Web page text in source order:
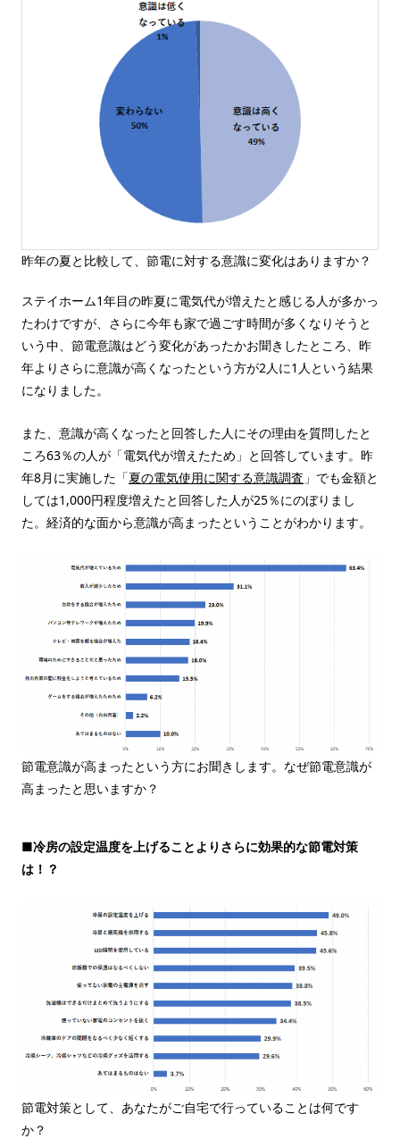
昨年の夏と比較して、節電に対する意識に変化はありますか？
ステイホーム1年目の昨夏に電気代が増えたと感じる人が多かっ
たわけですが、さらに今年も家で過ごす時間が多くなりそうと
いう中、節電意識はどう変化があったかお聞きしたところ、昨
年よりさらに意識が高くなったという方が2人に1人という結果
になりました。
また、意識が高くなったと回答した人にその理由を質問したと
ころ63％の人が「電気代が増えたため」と回答しています。昨
年8月に実施した「夏の電気使用に関する意識調査 」でも金額と
しては1,000円程度増えたと回答した人が25％にのぼりまし
た。経済的な面から意識が高まったということがわかります。
節電意識が高まったという方にお聞きします。なぜ節電意識が
高まったと思いますか？
■冷房の設定温度を上げることよりさらに効果的な節電対策
は！？
節電対策として、あなたがご自宅で行っていることは何です
か？